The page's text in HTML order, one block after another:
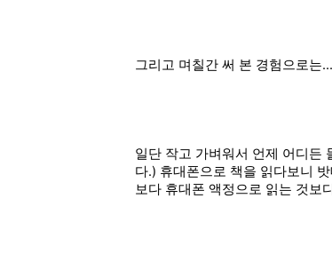
그리고 며칠간 써 본 경험으로는
일단 작고 가벼워서 언제 어디든
다.) 휴대폰으로 책을 읽다보니
보다 휴대폰 액정으로 읽는 것보